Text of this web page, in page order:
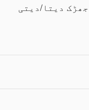
دیتا/دیتی